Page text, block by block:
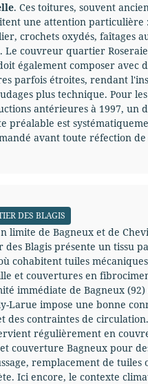
. Ces toitures, souvent
une attention particulière
crochets oxydés, faîtages
Le couvreur quartier
également composer avec
parfois étroites, rendant
plus technique. Pour les
antérieures à 1997, un
préalable est
avant toute réfection
DES BLAGIS
limite de Bagneux et de
des Blagis présente un tissu
cohabitent tuiles
et couvertures en
immédiate de Bagneux (92)
Larue impose une bonne
des contraintes de
régulièrement en
couverture Bagneux pour
remplacement de tuiles
Ici encore, le contexte